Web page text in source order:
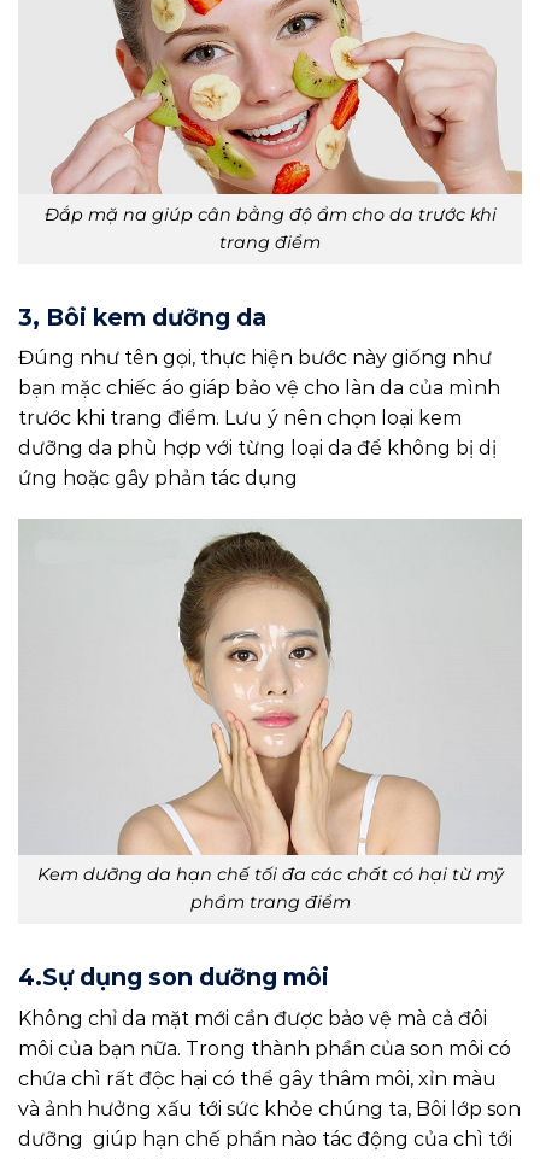
Đắp mặ na giúp cân bằng độ ẩm cho da trước khi
trang điểm
3, Bôi kem dưỡng da
Đúng như tên gọi, thực hiện bước này giống như
bạn mặc chiếc áo giáp bảo vệ cho làn da của mình
trước khi trang điểm. Lưu ý nên chọn loại kem
dưỡng da phù hợp với từng loại da để không bị dị
ứng hoặc gây phản tác dụng
Kem dưỡng da hạn chế tối đa các chất có hại từ mỹ
phẩm trang điểm
4.Sự dụng son dưỡng môi
Không chỉ da mặt mới cần được bảo vệ mà cả đôi
môi của bạn nữa. Trong thành phần của son môi có
chứa chì rất độc hại có thể gây thâm môi, xỉn màu
và ảnh hưởng xấu tới sức khỏe chúng ta, Bôi lớp son
dưỡng giúp hạn chế phần nào tác động của chì tới